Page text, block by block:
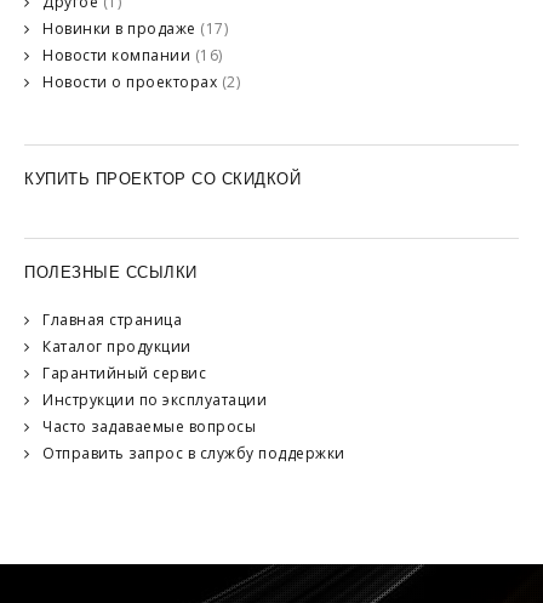
Новинки в продаже (17)
Новости компании (16)
Новости о проекторах (2)
КУПИТЬ ПРОЕКТОР СО СКИДКОЙ
ПОЛЕЗНЫЕ ССЫЛКИ
Главная страница
Каталог продукции
Гарантийный сервис
Инструкции по эксплуатации
Часто задаваемые вопросы
Отправить запрос в службу поддержки